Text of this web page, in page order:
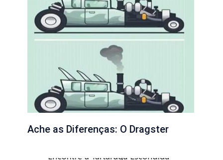
Ache as Diferenças: O Dragster